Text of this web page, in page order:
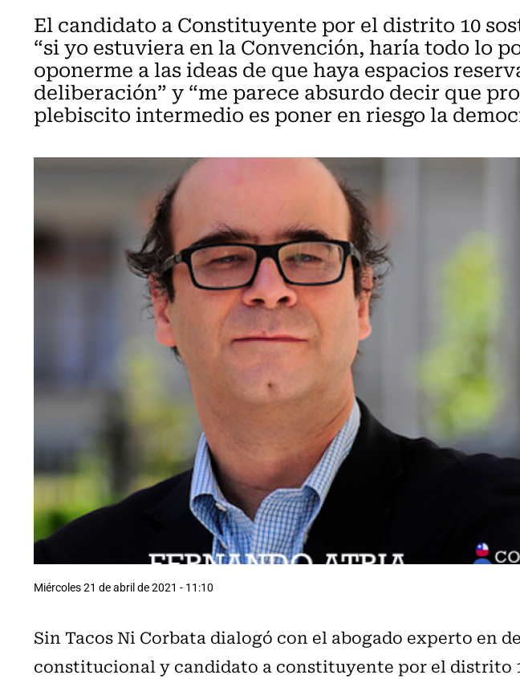
El candidato a Constituyente por el distrito 10
“si yo estuviera en la Convención, haría todo lo
oponerme a las ideas de que haya espacios
deliberación” y “me parece absurdo decir que
plebiscito intermedio es poner en riesgo la
Miércoles 21 de abril de 2021 - 11:10
Sin Tacos Ni Corbata dialogó con el abogado experto en
constitucional y candidato a constituyente por el distrito